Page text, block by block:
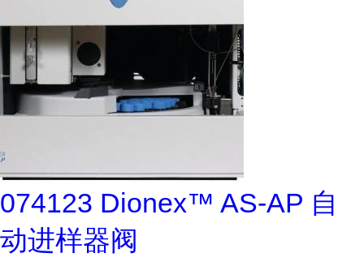
074123 Dionex™ AS-AP 自
动进样器阀